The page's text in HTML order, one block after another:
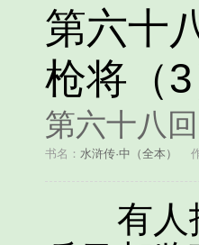
第六十
枪将（3
第六十八
书名： 水浒传·中（全本）
有人报